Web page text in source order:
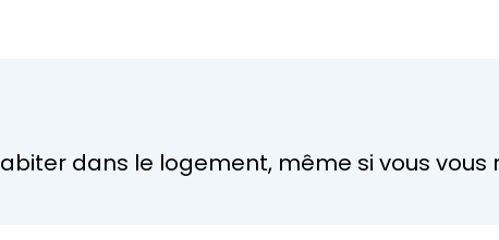
dans le logement, même si vous vous